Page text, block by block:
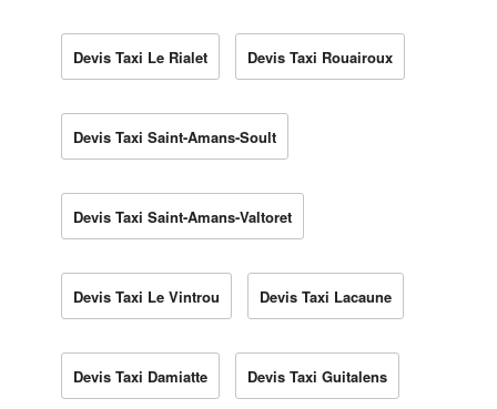
Devis Taxi Le Rialet Devis Taxi Rouairoux
Devis Taxi Saint-Amans-Soult
Devis Taxi Saint-Amans-Valtoret
Devis Taxi Le Vintrou Devis Taxi Lacaune
Devis Taxi Damiatte Devis Taxi Guitalens